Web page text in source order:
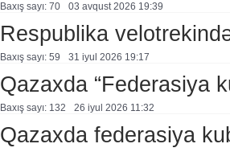
Baxış sayı: 70 03 avqust 2026 19:39
Respublika
Baxış sayı: 59 31 i̇yul 2026 19:17
Qazaxda “Federasiya
Baxış sayı: 132 26 i̇yul 2026 11:32
Qazaxda federasiya